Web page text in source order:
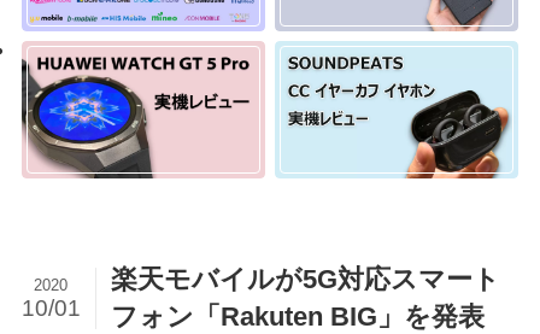
楽天モバイルが5G対応スマート
フォン「Rakuten BIG」を発表
2020
10/01